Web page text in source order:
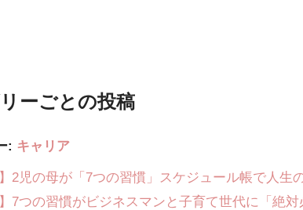
ーごとの投稿
: キャリア
】2児の母が「7つの習慣」スケジュール帳で人生
】7つの習慣がビジネスマンと子育て世代に「絶